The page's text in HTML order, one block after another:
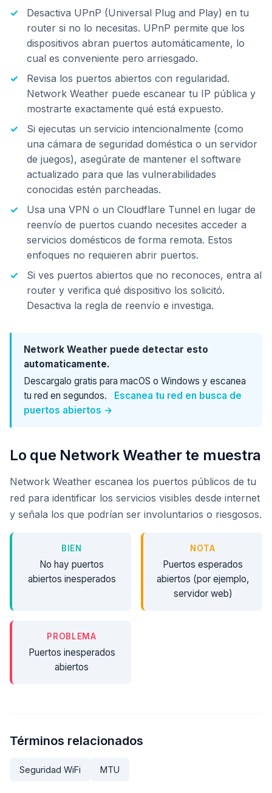
Desactiva UPnP (Universal Plug and Play) en tu
router si no lo necesitas. UPnP permite que los
dispositivos abran puertos automáticamente, lo
cual es conveniente pero arriesgado.
Revisa los puertos abiertos con regularidad.
Network Weather puede escanear tu IP pública y
mostrarte exactamente qué está expuesto.
Si ejecutas un servicio intencionalmente (como
una cámara de seguridad doméstica o un servidor
de juegos), asegúrate de mantener el software
actualizado para que las vulnerabilidades
conocidas estén parcheadas.
Usa una VPN o un Cloudflare Tunnel en lugar de
reenvío de puertos cuando necesites acceder a
servicios domésticos de forma remota. Estos
enfoques no requieren abrir puertos.
Si ves puertos abiertos que no reconoces, entra al
router y verifica qué dispositivo los solicitó.
Desactiva la regla de reenvío e investiga.
Network Weather puede detectar esto
automaticamente.
Descargalo gratis para macOS o Windows y escanea
tu red en segundos.
Escanea tu red en busca de
puertos abiertos →
Lo que Network Weather te muestra
Network Weather escanea los puertos públicos de tu
red para identificar los servicios visibles desde internet
y señala los que podrían ser involuntarios o riesgosos.
BIEN
No hay puertos
abiertos inesperados
NOTA
Puertos esperados
abiertos (por ejemplo,
servidor web)
PROBLEMA
Puertos inesperados
abiertos
Términos relacionados
Seguridad WiFi MTU